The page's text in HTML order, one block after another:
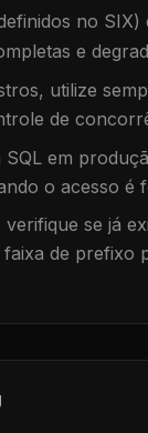
no SIX)
e
utilize
de
SQL em
o acesso é
se já
de prefixo